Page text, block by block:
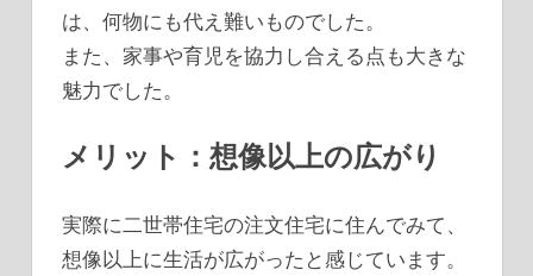
は、何物にも代え難いものでした。
また、家事や育児を協力し合える点も大きな
魅力でした。
メリット：想像以上の広がり
実際に二世帯住宅の注文住宅に住んでみて、
想像以上に生活が広がったと感じています。